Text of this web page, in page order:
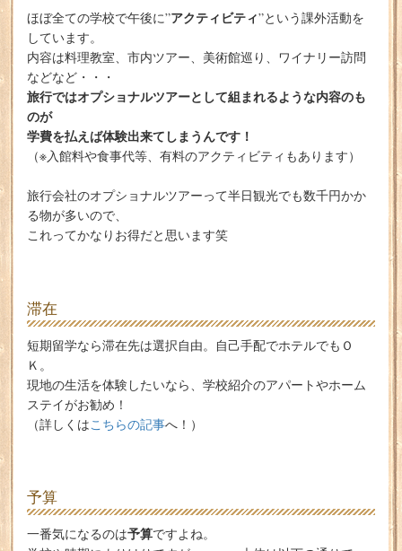
ほぼ全ての学校で午後に”アクティビティ”という課外活動を
しています。
内容は料理教室、市内ツアー、美術館巡り、ワイナリー訪問
などなど・・・
旅行ではオプショナルツアーとして組まれるような内容のも
のが
学費を払えば体験出来てしまうんです！
（※入館料や食事代等、有料のアクティビティもあります）
旅行会社のオプショナルツアーって半日観光でも数千円かか
る物が多いので、
これってかなりお得だと思います笑
滞在
短期留学なら滞在先は選択自由。自己手配でホテルでもＯ
Ｋ。
現地の生活を体験したいなら、学校紹介のアパートやホーム
ステイがお勧め！
（詳しくはこちらの記事へ！）
予算
一番気になるのは予算ですよね。